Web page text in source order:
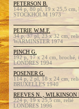
PETERSON B.
144 p, 80 pl, 19 x 25,5 cm,
STOCKHOLM 1973
PETRIE W.M.F.
34 p, 37 pl, 23 x 32 cm,
WARMINSTER 1974
PINCH G.
192 p, 17 x 24 cm, broché,
LONDRES 1994
POSENER G.
114 p, 2 pl, 18 x 24 cm,
BRUXELLES 1940
REEVES N. , WILKINSON
224 p, 19 x 25,5 cm, relié
LONDRES 1996